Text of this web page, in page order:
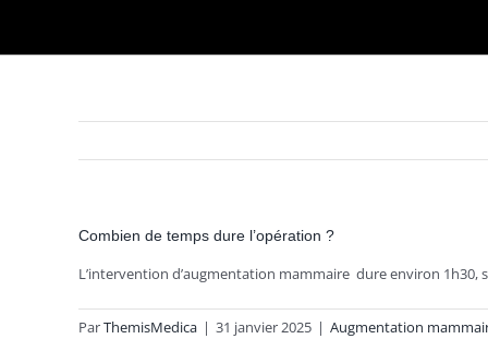
Combien de temps dure l’opération ?
L’intervention d’augmentation mammaire dure environ 1h30,
ParThemisMedica | 31 janvier 2025 | Augmentation